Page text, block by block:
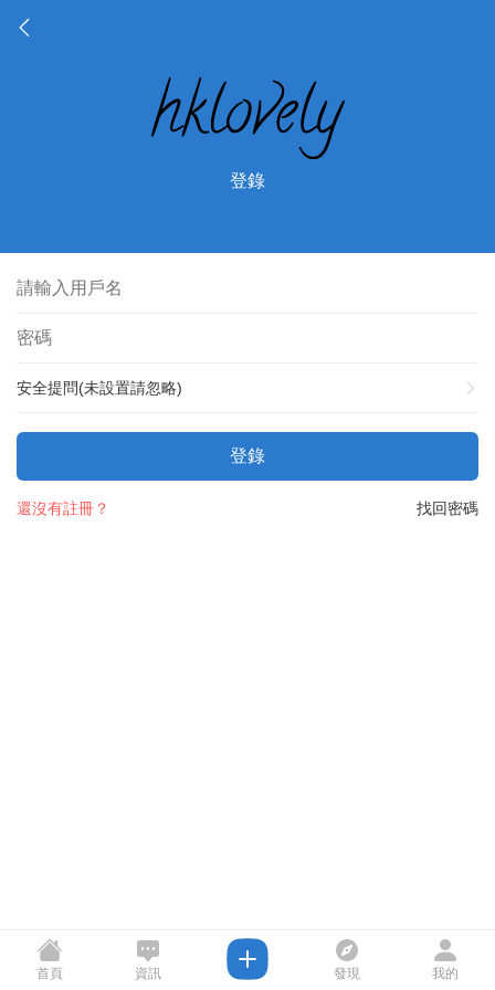
登錄
安全提問(未設置請忽略)
登錄
找回密碼
還沒有註冊？
首頁 資訊 發現 我的